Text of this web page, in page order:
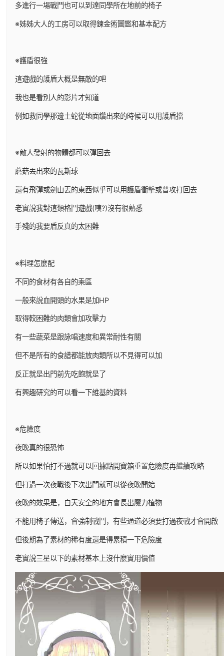
多進行一場戰鬥也可以到達同學所在地前的椅子
※姊姊大人的工房可以取得鍊金術圖鑑和基本配方
※護盾很強
這遊戲的護盾大概是無敵的吧
我也是看別人的影片才知道
例如救同學那邊土蛇從地面鑽出來的時候可以用護盾擋
※敵人發射的物體都可以彈回去
蘑菇丟出來的瓦斯球
還有飛彈或劍山丟的東西似乎可以用護盾衝擊或普攻打回去
老實說我對這類格鬥遊戲(咦?)沒有很熟悉
手殘的我要盾反真的太困難
※料理怎麼配
不同的食材有各自的乘區
一般來說血開頭的水果是加HP
取得較困難的肉類會加攻擊力
有一些蔬菜是跟詠唱速度和異常耐性有關
但不是所有的食譜都能放肉類所以不見得可以加
反正就是出門前先吃飽就是了
有興趣研究的可以看一下維基的資料
※危險度
夜晚真的很恐怖
所以如果怕打不過就可以回據點開寶箱重置危險度再繼續攻略
但打過一次夜戰後下次出門就可以從夜晚開始
夜晚的效果是，白天安全的地方會長出魔力植物
不能用椅子傳送，會強制戰鬥，有些通道必須要打過夜戰才會開啟
但後期為了素材的稀有度還是得累積一下危險度
老實說三星以下的素材基本上沒什麼實用價值